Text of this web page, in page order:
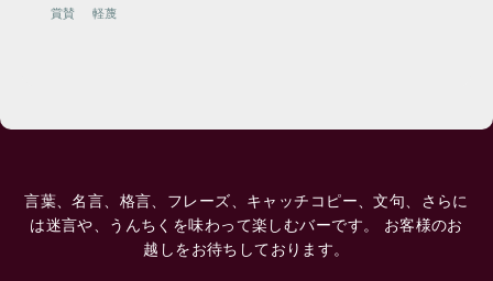
賞賛
軽蔑
言葉、名言、格言、フレーズ、キャッチコピー、文句、さらに
は迷言や、うんちくを味わって楽しむバーです。 お客様のお
越しをお待ちしております。